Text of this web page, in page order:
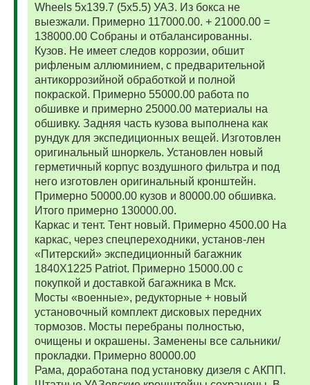
Wheels 5x139.7 (5x5.5) УАЗ. Из бокса не
выезжали. Примерно 117000.00. + 21000.00 =
138000.00 Собраны и отбалансированны.
Кузов. Не имеет следов коррозии, обшит
рифленым аллюминием, с предварительной
антикоррозийной обработкой и полной
покраской. Примерно 55000.00 работа по
обшивке и примерно 25000.00 материалы на
обшивку. Задняя часть кузова выполнена как
рундук для экспедиционных вещей. Изготовлен
оригинальный шноркель. Установлен новый
герметичный корпус воздушного фильтра и под
него изготовлен оригинальный кронштейн.
Примерно 50000.00 кузов и 80000.00 обшивка.
Итого примерно 130000.00.
Каркас и тент. Тент новый. Примерно 4500.00 На
каркас, через спецпереходники, установ-лен
«Питерский» экспедиционный багажник
1840Х1225 Patriot. Примерно 15000.00 с
покупкой и доставкой багажника в Мск.
Мосты «военные», редукторные + новый
установочный комплект дисковых передних
тормозов. Мосты перебраны полностью,
очищены и окрашены. Заменены все сальники/
прокладки. Примерно 80000.00
Рама, доработана под установку дизеля с АКПП.